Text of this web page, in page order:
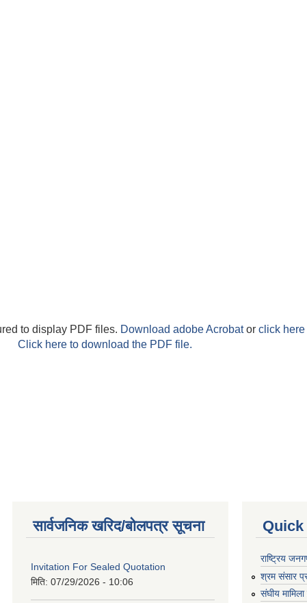
to display PDF files. Download adobe Acrobator click
Click here to download the PDF file.
सार्वजनिक खरिद/बोलपत्र सूचना
Invitation For Sealed Quotation
मिति: 07/29/2026 - 10:06
राष्ट्रिय
श्रम संसार
संघीय